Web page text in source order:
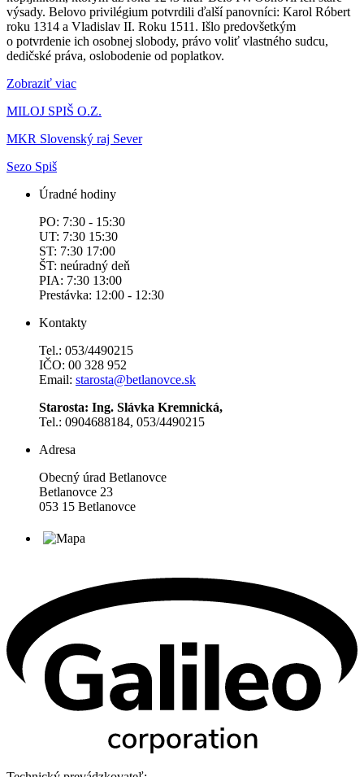
výsady. Belovo privilégium potvrdili ďalší panovníci: Karol Róbert
roku 1314 a Vladislav II. Roku 1511. Išlo predovšetkým
o potvrdenie ich osobnej slobody, právo voliť vlastného sudcu,
dedičské práva, oslobodenie od poplatkov.
Zobraziť viac
MILOJ SPIŠ O.Z.
MKR Slovenský raj Sever
Sezo Spiš
Úradné hodiny
PO: 7:30 - 15:30
UT: 7:30 15:30
ST: 7:30 17:00
ŠT: neúradný deň
PIA: 7:30 13:00
Prestávka: 12:00 - 12:30
Kontakty
Tel.: 053/4490215
IČO: 00 328 952
Email: starosta@betlanovce.sk
Starosta: Ing. Slávka Kremnická,
Tel.: 0904688184, 053/4490215
Adresa
Obecný úrad Betlanovce
Betlanovce 23
053 15 Betlanovce